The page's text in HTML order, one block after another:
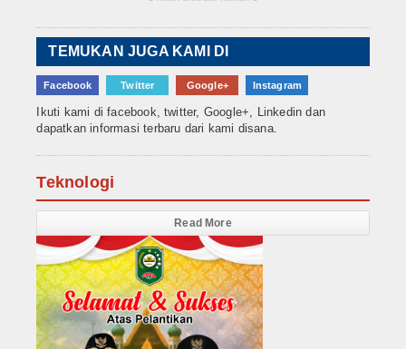
TEMUKAN JUGA KAMI DI
Facebook Twitter Google+ Instagram
Ikuti kami di facebook, twitter, Google+, Linkedin dan
dapatkan informasi terbaru dari kami disana.
Teknologi
Read More